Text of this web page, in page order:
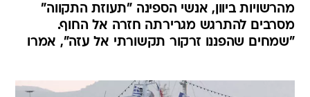
מהרשויות ביוון, אנשי הספינה "תעוזת התקווה"
מסרבים להתרגש מגרירתה חזרה אל החוף.
"שמחים שהפננו זרקור תקשורתי אל עזה", אמרו